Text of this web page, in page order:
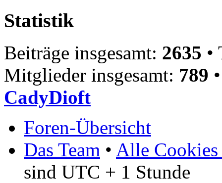
Statistik
Beiträge insgesamt: 2635 •
Mitglieder insgesamt: 789
CadyDioft
Foren-Übersicht
Das Team • Alle Cookies
sind UTC + 1 Stunde